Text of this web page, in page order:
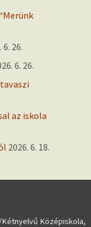
6. 26.
6. 26.
az iskola
2026. 6. 18.
Kétnyelvű Középiskola,